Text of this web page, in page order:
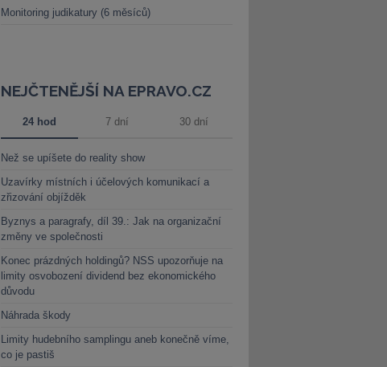
Monitoring judikatury (6 měsíců)
NEJČTENĚJŠÍ NA EPRAVO.CZ
24 hod 7 dní 30 dní
Než se upíšete do reality show
Uzavírky místních i účelových komunikací a
zřizování objížděk
Byznys a paragrafy, díl 39.: Jak na organizační
změny ve společnosti
Konec prázdných holdingů? NSS upozorňuje na
limity osvobození dividend bez ekonomického
důvodu
Náhrada škody
Limity hudebního samplingu aneb konečně víme,
co je pastiš